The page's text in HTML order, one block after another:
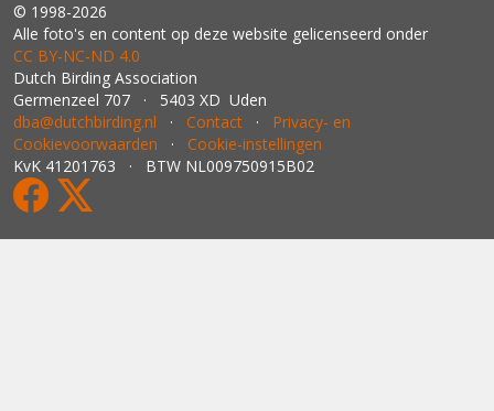
© 1998-2026
Alle foto's en content op deze website gelicenseerd onder
CC BY‑NC‑ND 4.0
Dutch Birding Association
Germenzeel 707 · 5403 XD Uden
dba@dutchbirding.nl · Contact · Privacy- en
Cookievoorwaarden · Cookie-instellingen
KvK 41201763 · BTW NL009750915B02